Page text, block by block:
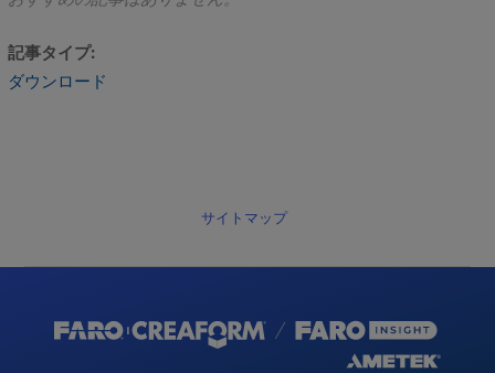
記事タイプ
ダウンロード
サイトマップ